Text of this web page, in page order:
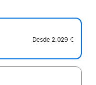
Desde 2.029 €